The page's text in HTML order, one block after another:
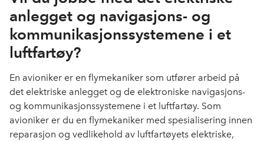
anlegget og navigasjons- og
kommunikasjonssystemene i et
luftfartøy?
En avioniker er en flymekaniker som utfører arbeid på
det elektriske anlegget og de elektroniske navigasjons-
og kommunikasjonssystemene i et luftfartøy. Som
avioniker er du en flymekaniker med spesialisering innen
reparasjon og vedlikehold av luftfartøyets elektriske,